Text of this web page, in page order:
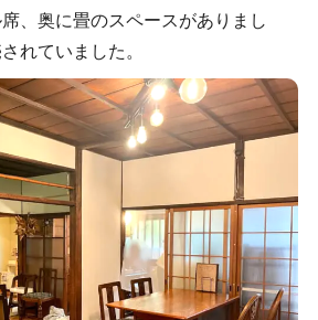
、奥に畳のスペースがありまし
れていました。